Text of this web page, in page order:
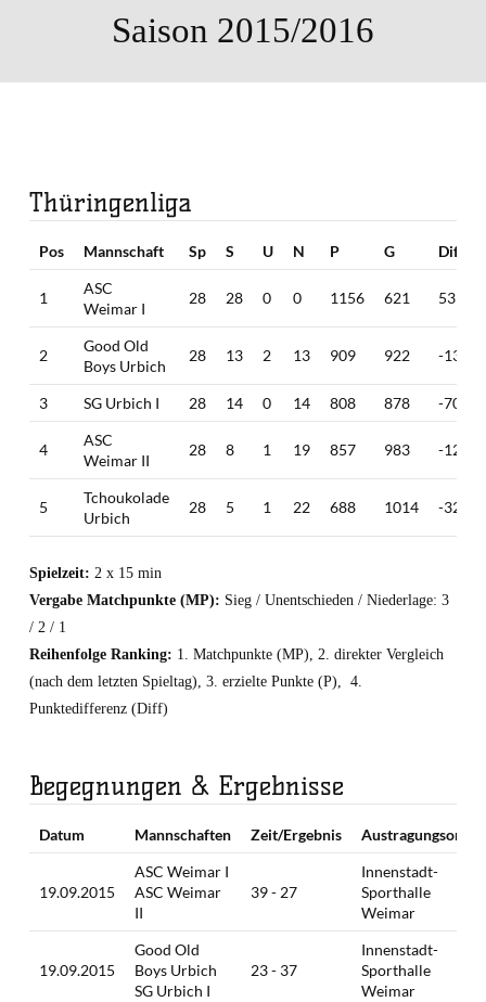
Saison 2015/2016
Thüringenliga
Pos Mannschaft Sp S U N P G Diff
1
ASC
Weimar I
28 28 0 0 1156 621 535
2
Good Old
Boys Urbich
28 13 2 13 909 922 -13
3 SG Urbich I 28 14 0 14 808 878 -70
4
ASC
Weimar II
28 8 1 19 857 983 -126
5
Tchoukolade
Urbich
28 5 1 22 688 1014 -326
Spielzeit: 2 x 15 min
Vergabe Matchpunkte (MP): Sieg / Unentschieden / Niederlage: 3
/ 2 / 1
Reihenfolge Ranking: 1. Matchpunkte (MP), 2. direkter Vergleich
(nach dem letzten Spieltag), 3. erzielte Punkte (P), 4.
Punktedifferenz (Diff)
Begegnungen & Ergebnisse
Datum Mannschaften Zeit/Ergebnis Austragungsort
19.09.2015
ASC Weimar I
ASC Weimar
II
39 - 27
Innenstadt-
Sporthalle
Weimar
19.09.2015
Good Old
Boys Urbich
SG Urbich I
23 - 37
Innenstadt-
Sporthalle
Weimar